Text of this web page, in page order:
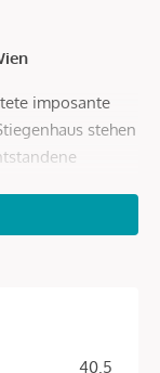
imposante
stehen
und
40.5